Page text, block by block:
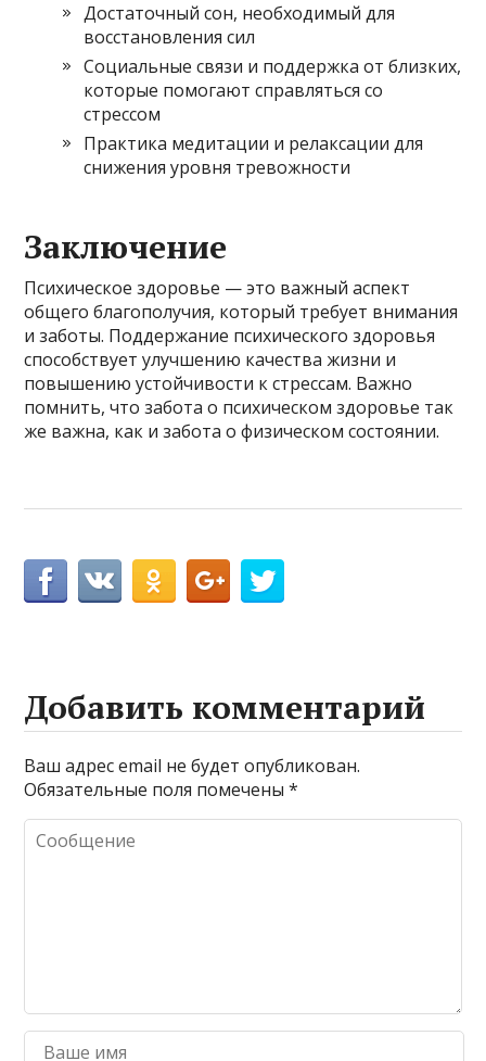
Достаточный сон, необходимый для
восстановления сил
Социальные связи и поддержка от близких,
которые помогают справляться со
стрессом
Практика медитации и релаксации для
снижения уровня тревожности
Заключение
Психическое здоровье — это важный аспект
общего благополучия, который требует внимания
и заботы. Поддержание психического здоровья
способствует улучшению качества жизни и
повышению устойчивости к стрессам. Важно
помнить, что забота о психическом здоровье так
же важна, как и забота о физическом состоянии.
Добавить комментарий
Ваш адрес email не будет опубликован.
Обязательные поля помечены*